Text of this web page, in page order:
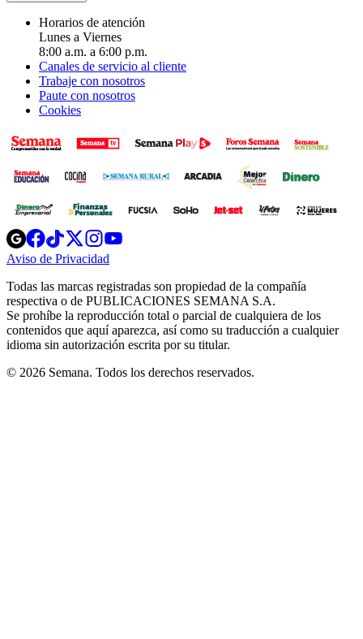
Horarios de atención
Lunes a Viernes
8:00 a.m. a 6:00 p.m.
Canales de servicio al cliente
Trabaje con nosotros
Paute con nosotros
Cookies
Opens
in
new
Opens
in
new
Opens
in
new
window
Opens
new
windowwindow
Aviso de Privacidad
new
window
Todas las marcas registradas son propiedad de la compañía
respectiva o de PUBLICACIONES SEMANA S.A.
Se prohíbe la reproducción total o parcial de cualquiera de los
contenidos que aquí aparezca, así como su traducción a cualquier
idioma sin autorización escrita por su titular.
© 2026 Semana. Todos los derechos reservados.